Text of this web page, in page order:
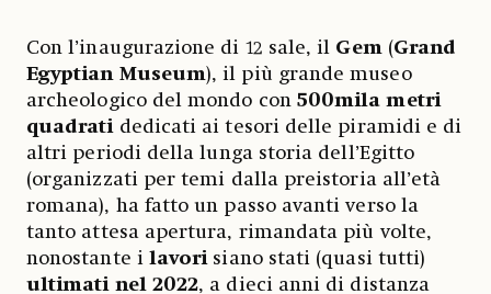
Con l’inaugurazione di 12 sale, il Gem(Grand
Egyptian Museum), il più grande museo
archeologico del mondo con 500mila metri
quadratidedicati ai tesori delle piramidi e di
altri periodi della lunga storia dell’Egitto
(organizzati per temi dalla preistoria all’età
romana), ha fatto un passo avanti verso la
tanto attesa apertura, rimandata più volte,
nonostante i lavorisiano stati (quasi tutti)
ultimati nel 2022, a dieci anni di distanza